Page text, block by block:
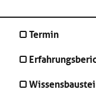
Termin